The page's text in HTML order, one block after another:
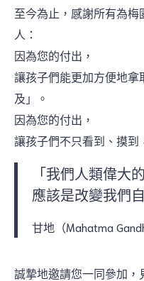
至今為止，感謝所有為
人：
因為您的付出，
讓孩子們能更加方便地
及」。
因為您的付出，
讓孩子們不只看到、摸到
「我們人類偉大
應該是改變我們
甘地（Mahatma
誠摯地邀請您一同參加，